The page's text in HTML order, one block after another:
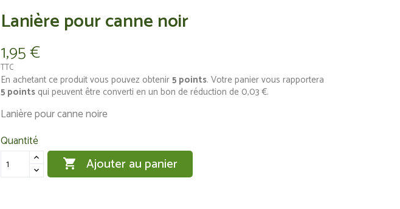
Lanière pour canne noir
1,95 €
TTC
En achetant ce produit vous pouvez obtenir5 points. Votre panier vous rapportera
5 points qui peuvent être converti en un bon de réduction de 0,03 €.
Lanière pour canne noire
Quantité
 Ajouter au panier